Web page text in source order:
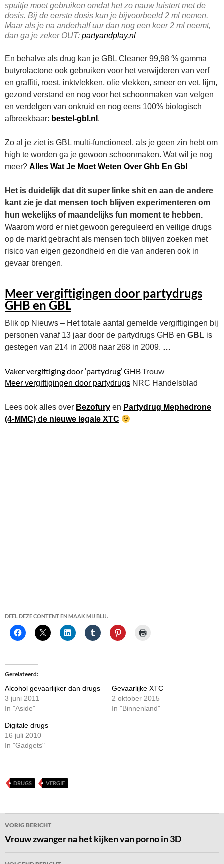
spuitje moet gebruiken omdat het zo nauw luistert met de
dosis. Bij de eerste dosis kun je bijvoorbeeld 2 ml nemen.
Maar als je na anderhalf uur dan nog een keer 2 ml neemt,
dan ga je zeker OUT: partyandplay.nl
En behalve als drug kan je GBL Cleaner 99,98 % gamma
butyrolactone ook gebruiken voor het verwijderen van verf
en graffiti, roest, inktvlekken, olie vlekken, smeer en vet, lijm,
gezond verstand en nog voor het schoonmaken van velgen
en verdelgen van onkruid en nog eens 100% biologisch
afbreekbaar: bestel-gbl.nl .
Zo al je ziet is GBL multi-functioneel, als je geen zin hebt om
high te worden ga je gewoon schoonmaken. Wat wil je nog
meer? Alles Wat Je Moet Weten Over Ghb En Gbl
Het is duidelijk dat dit super linke shit en aan de andere
kant zie je dat mensen toch blijven experimenteren om
hun wekelijks of maandelijks fun moment te hebben.
Waarom word er niet gewoon gereguleerd en veilige drugs
op de markt gebracht als mensen toch blijven zoeken met
risico van eigen gezondheid en die van anderen ook in
gevaar brengen.
Meer vergiftigingen door partydrugs
GHB en GBL
Blik op Nieuws – Het totale aantal gemelde vergiftigingen bij
personen vanaf 13 jaar door de partydrugs GHB en GBL is
gestegen van 214 in 2008 naar 268 in 2009. …
Vaker vergiftiging door ‘partydrug’ GHBTrouw
Meer vergiftigingen door partydrugs NRC Handelsblad
Lees ook alles over Bezofury en Partydrug Mephedrone
(4-MMC) de nieuwe legale XTC
DEEL DEZE CONTENT EN MAAK MIJ BLIJ.
Gerelateerd
Alcohol gevaarlijker dan drugs
3 juni 2011
In "Aside"
Gevaarlijke XTC
2 oktober 2015
In "Binnenland"
Digitale drugs
16 juli 2010
In "Gadgets"
DRUGS VERGIF
Bericht
navigatie
VORIG BERICHT
Vrouw zwanger na het kijken van porno in 3D